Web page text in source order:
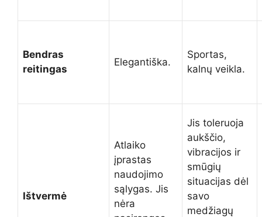
Bendras
reitingas
Elegantiška.
Sportas,
kalnų veikla.
Ištvermė
Atlaiko
įprastas
naudojimo
sąlygas. Jis
nėra
Jis toleruoja
aukščio,
vibracijos ir
smūgių
situacijas dėl
savo
medžiagų